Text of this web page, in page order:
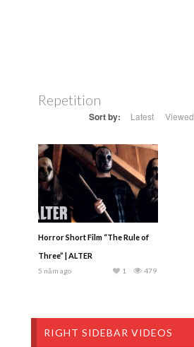
Repetition
Sort by: Latest Viewed
Horror Short Film “The Rule of
Three” | ALTER
5 năm ago 479
1
RIGHT SIDEBAR VIDEOS